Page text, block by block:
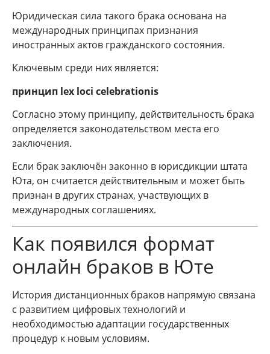
Юридическая сила такого брака основана на
международных принципах признания
иностранных актов гражданского состояния.
Ключевым среди них является:
принцип lex loci celebrationis
Согласно этому принципу, действительность брака
определяется законодательством места его
заключения.
Если брак заключён законно в юрисдикции штата
Юта, он считается действительным и может быть
признан в других странах, участвующих в
международных соглашениях.
Как появился формат
онлайн браков в Юте
История дистанционных браков напрямую связана
с развитием цифровых технологий и
необходимостью адаптации государственных
процедур к новым условиям.